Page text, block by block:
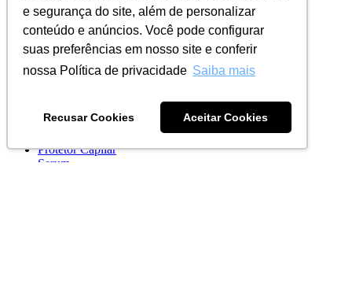
e segurança do site, além de personalizar
conteúdo e anúncios. Você pode configurar
suas preferências em nosso site e conferir
nossa Política de privacidade Saiba mais
Recusar Cookies Aceitar Cookies
Conheça nossos produtos
Ampola Capilar
Creme de Pentear
Máscara Capilar
Protetor Capilar
Serum